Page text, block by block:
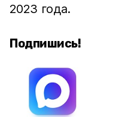
2023 года.
Подпишись!